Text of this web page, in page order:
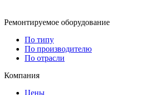
Ремонтируемое оборудование
По типу
По производителю
По отрасли
Компания
Цены